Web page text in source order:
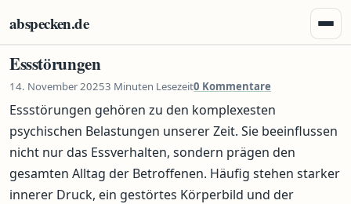
abspecken.de
Essstörungen
14. November 20253 Minuten Lesezeit0 Kommentare
Essstörungen gehören zu den komplexesten
psychischen Belastungen unserer Zeit. Sie beeinflussen
nicht nur das Essverhalten, sondern prägen den
gesamten Alltag der Betroffenen. Häufig stehen starker
innerer Druck, ein gestörtes Körperbild und der